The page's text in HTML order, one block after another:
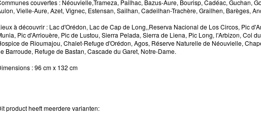
couvertes : Néouvielle,Trameza, Pailhac, Bazus-Aure, Bourisp, Cadéac, Guchan,
Vielle-Aure, Azet, Vignec, Estensan, Sailhan, Cadeilhan-Trachère, Grailhen, Barèges,
à découvrir : Lac d'Orédon, Lac de Cap de Long,,Reserva Nacional de Los Circos, Pic
Pic d'Arriouère, Pic de Lustou, Sierra Pelada, Sierra de Liena, Pic Long, l'Arbizon, Col
de Rioumajou, Chalet-Refuge d'Orédon, Agos, Réserve Naturelle de Néouvielle,
Barroude, Refuge de Bastan, Cascade du Garet, Notre-Dame.
: 96 cm x 132 cm
product heeft meerdere varianten: